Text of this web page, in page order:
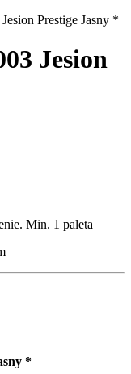
Prestige Jasny *
Jesion
Min. 1 paleta
*